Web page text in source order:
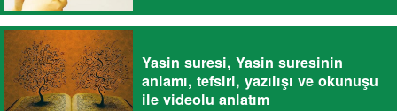
Yasin suresi, Yasin suresinin
anlamı, tefsiri, yazılışı ve okunuşu
ile videolu anlatım